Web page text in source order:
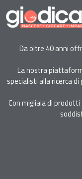
Da oltre 40 anni
La nostra
specialisti alla ricerca
Con migliaia di